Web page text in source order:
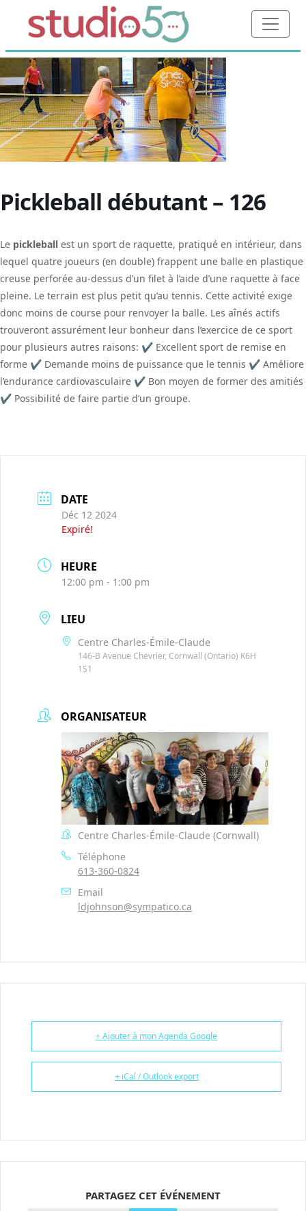
Pickleball débutant – 126
Le pickleball est un sport de raquette, pratiqué en intérieur, dans
lequel quatre joueurs (en double) frappent une balle en plastique
creuse perforée au-dessus d’un filet à l’aide d’une raquette à face
pleine. Le terrain est plus petit qu’au tennis. Cette activité exige
donc moins de course pour renvoyer la balle. Les aînés actifs
trouveront assurément leur bonheur dans l’exercice de ce sport
pour plusieurs autres raisons: ✔ Excellent sport de remise en
forme ✔ Demande moins de puissance que le tennis ✔ Améliore
l’endurance cardiovasculaire ✔ Bon moyen de former des amitiés
✔ Possibilité de faire partie d’un groupe.
DATE
Déc 12 2024
Expiré!
HEURE
12:00 pm - 1:00 pm
LIEU
Centre Charles-Émile-Claude
146-B Avenue Chevrier, Cornwall (Ontario) K6H
1S1
ORGANISATEUR
Centre Charles-Émile-Claude (Cornwall)
Téléphone
613-360-0824
Email
ldjohnson@sympatico.ca
+ Ajouter à mon Agenda Google
+ iCal / Outlook export
PARTAGEZ CET ÉVÉNEMENT